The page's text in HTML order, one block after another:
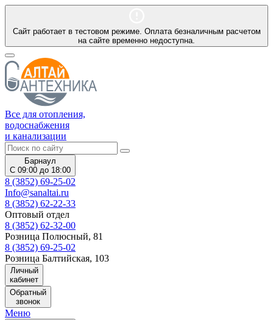
Сайт работает в тестовом режиме. Оплата безналичным расчетом
на сайте временно недоступна.
Все для отопления,
водоснабжения
и канализации
Барнаул
С 09:00 до 18:00
8 (3852) 69-25-02
Info@sanaltai.ru
8 (3852) 62-22-33
Оптовый отдел
8 (3852) 62-32-00
Розница Полюсный, 81
8 (3852) 69-25-02
Розница Балтийская, 103
Личный
кабинет
Обратный
звонок
Меню